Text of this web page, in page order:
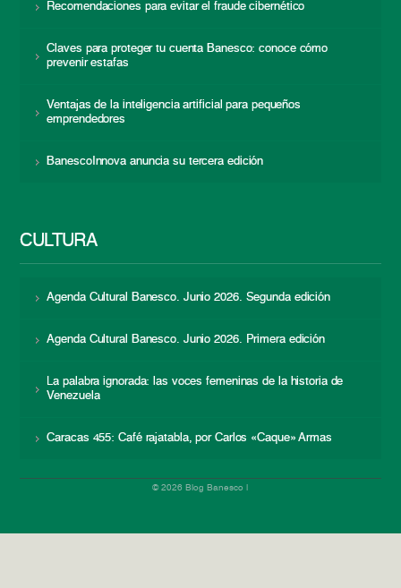
Recomendaciones para evitar el fraude cibernético
Claves para proteger tu cuenta Banesco: conoce cómo
prevenir estafas
Ventajas de la inteligencia artificial para pequeños
emprendedores
BanescoInnova anuncia su tercera edición
CULTURA
Agenda Cultural Banesco. Junio 2026. Segunda edición
Agenda Cultural Banesco. Junio 2026. Primera edición
La palabra ignorada: las voces femeninas de la historia de
Venezuela
Caracas 455: Café rajatabla, por Carlos «Caque» Armas
© 2026 Blog Banesco |